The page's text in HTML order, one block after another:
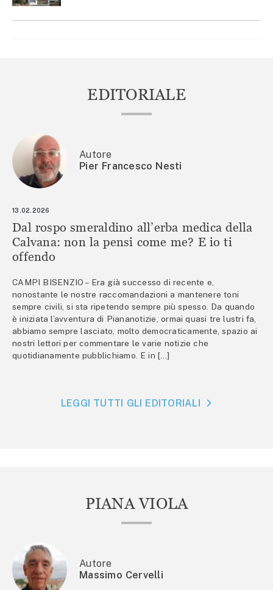
EDITORIALE
Autore
Pier Francesco Nesti
13.02.2026
Dal rospo smeraldino all’erba medica della
Calvana: non la pensi come me? E io ti
offendo
CAMPI BISENZIO – Era già successo di recente e,
nonostante le nostre raccomandazioni a mantenere toni
sempre civili, si sta ripetendo sempre più spesso. Da quando
è iniziata l’avventura di Piananotizie, ormai quasi tre lustri fa,
abbiamo sempre lasciato, molto democraticamente, spazio ai
nostri lettori per commentare le varie notizie che
quotidianamente pubblichiamo. E in […]
LEGGI TUTTI GLI EDITORIALI
PIANA VIOLA
Autore
Massimo Cervelli